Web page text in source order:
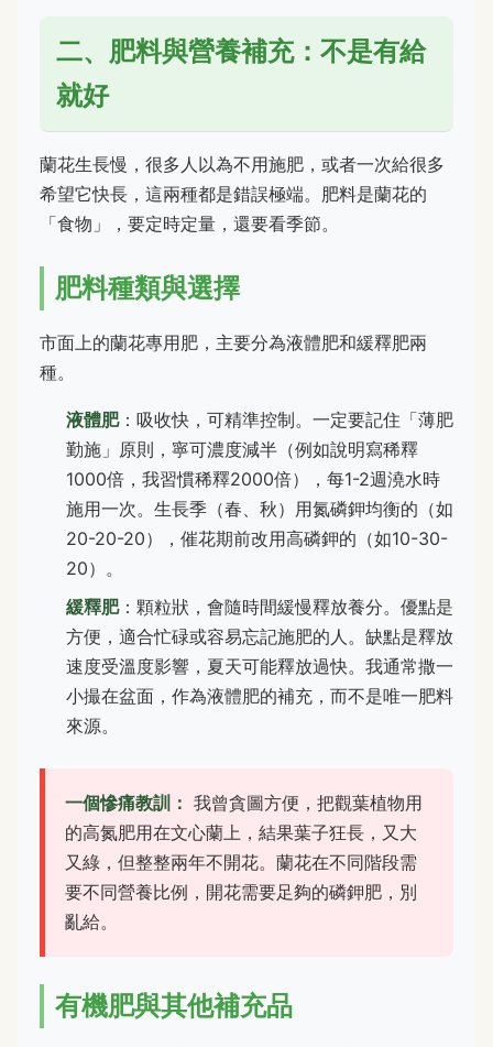
二、肥料與營養補充：不是有給
就好
蘭花生長慢，很多人以為不用施肥，或者一次給很多
希望它快長，這兩種都是錯誤極端。肥料是蘭花的
「食物」，要定時定量，還要看季節。
肥料種類與選擇
市面上的蘭花專用肥，主要分為液體肥和緩釋肥兩
種。
液體肥：吸收快，可精準控制。一定要記住「薄肥
勤施」原則，寧可濃度減半（例如說明寫稀釋
1000倍，我習慣稀釋2000倍），每1-2週澆水時
施用一次。生長季（春、秋）用氮磷鉀均衡的（如
20-20-20），催花期前改用高磷鉀的（如10-30-
20）。
緩釋肥：顆粒狀，會隨時間緩慢釋放養分。優點是
方便，適合忙碌或容易忘記施肥的人。缺點是釋放
速度受溫度影響，夏天可能釋放過快。我通常撒一
小撮在盆面，作為液體肥的補充，而不是唯一肥料
來源。
一個慘痛教訓： 我曾貪圖方便，把觀葉植物用
的高氮肥用在文心蘭上，結果葉子狂長，又大
又綠，但整整兩年不開花。蘭花在不同階段需
要不同營養比例，開花需要足夠的磷鉀肥，別
亂給。
有機肥與其他補充品